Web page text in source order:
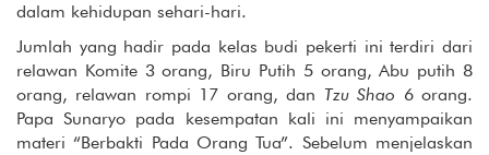
dalam kehidupan sehari-hari.
Jumlah yang hadir pada kelas budi pekerti ini terdiri dari
relawan Komite 3 orang, Biru Putih 5 orang, Abu putih 8
orang, relawan rompi 17 orang, dan Tzu Shao 6 orang.
Papa Sunaryo pada kesempatan kali ini menyampaikan
materi “Berbakti Pada Orang Tua”. Sebelum menjelaskan